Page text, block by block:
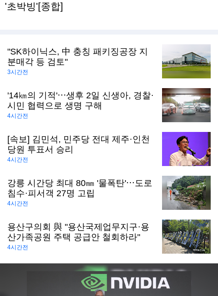
'초박빙'[종합]
"SK하이닉스, 中 충칭 패키징공장 지
분매각 등 검토"
3시간전
'14㎞의 기적'⋯생후 2일 신생아, 경찰·
시민 협력으로 생명 구해
4시간전
[속보] 김민석, 민주당 전대 제주·인천
당원 투표서 승리
4시간전
강릉 시간당 최대 80㎜ '물폭탄'⋯도로
침수·피서객 27명 고립
4시간전
용산구의회 與 "용산국제업무지구·용
산가족공원 주택 공급안 철회하라"
4시간전